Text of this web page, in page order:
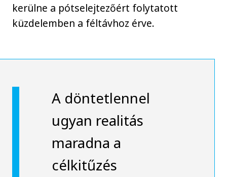
kerülne a pótselejtezőért folytatott
küzdelemben a féltávhoz érve.
A döntetlennel
ugyan realitás
maradna a
célkitűzés